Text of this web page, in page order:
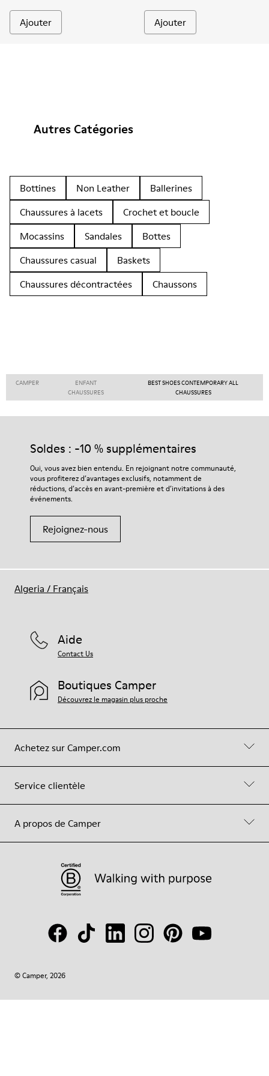
Ajouter Ajouter
Autres Catégories
Bottines Non Leather
Ballerines
Chaussures à lacets
Crochet et boucle
Mocassins
Sandales
Bottes
Chaussures casual
Baskets
Chaussures décontractées
Chaussons
CAMPER
ENFANT
CHAUSSURES
BEST SHOES CONTEMPORARY ALL
CHAUSSURES
Soldes : -10 % supplémentaires
Oui, vous avez bien entendu. En rejoignant notre communauté,
vous profiterez d’avantages exclusifs, notamment de
réductions, d’accès en avant-première et d’invitations à des
événements.
Rejoignez-nous
Achetez sur Camper.com
Service clientèle
A propos de Camper
Aide
Contact Us
Boutiques Camper
Découvrez le magasin plus proche
© Camper, 2026
Algeria / Français